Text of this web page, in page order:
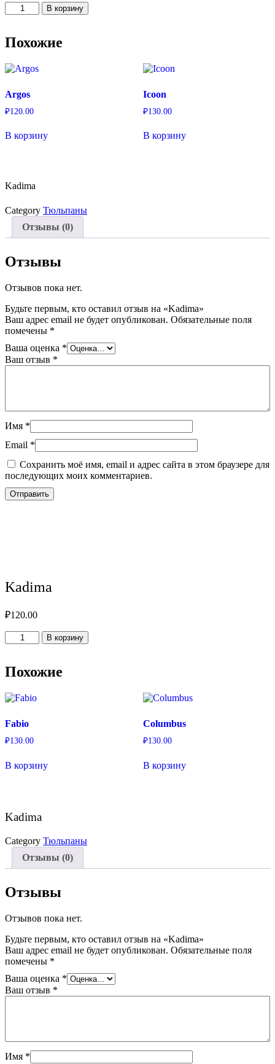
Количество
товара
В корзину
Похожие
Argos
₽120.00
В корзину
Icoon
₽130.00
В корзину
Kadima
Category Тюльпаны
Отзывы (0)
Отзывы
Отзывов пока нет.
Будьте первым, кто оставил отзыв на «Kadima»
Ваш адрес email не будет опубликован. Обязательные поля
помечены *
Ваша оценка *
Ваш отзыв *
Имя *
Email *
Сохранить моё имя, email и адрес сайта в этом браузере для
последующих моих комментариев.
Kadima
₽120.00
Количество
товара
В корзину
Похожие
Fabio
₽130.00
В корзину
Columbus
₽130.00
В корзину
Kadima
Category Тюльпаны
Отзывы (0)
Отзывы
Отзывов пока нет.
Будьте первым, кто оставил отзыв на «Kadima»
Ваш адрес email не будет опубликован. Обязательные поля
помечены *
Ваша оценка *
Ваш отзыв *
Имя *